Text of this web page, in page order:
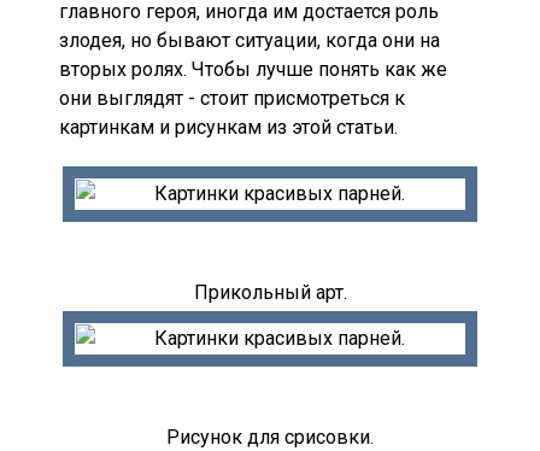
главного героя, иногда им достается роль
злодея, но бывают ситуации, когда они на
вторых ролях. Чтобы лучше понять как же
они выглядят - стоит присмотреться к
картинкам и рисункам из этой статьи.
Прикольный арт.
Рисунок для срисовки.